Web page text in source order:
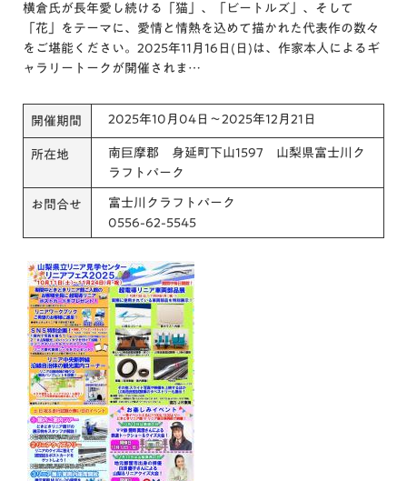
横倉氏が長年愛し続ける「猫」、「ビートルズ」、そして
「花」をテーマに、愛情と情熱を込めて描かれた代表作の数々
をご堪能ください。2025年11月16日(日)は、作家本人によるギ
ャラリートークが開催されま…
開催期間 2025年10月04日～2025年12月21日
所在地
南巨摩郡 身延町下山1597 山梨県富士川ク
ラフトパーク
お問合せ
富士川クラフトパーク
0556-62-5545